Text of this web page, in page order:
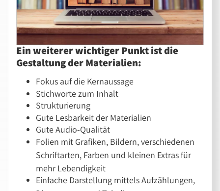
Ein weiterer wichtiger Punkt ist die
Gestaltung der Materialien:
Fokus auf die Kernaussage
Stichworte zum Inhalt
Strukturierung
Gute Lesbarkeit der Materialien
Gute Audio-Qualität
Folien mit Grafiken, Bildern, verschiedenen
Schriftarten, Farben und kleinen Extras für
mehr Lebendigkeit
Einfache Darstellung mittels Aufzählungen,